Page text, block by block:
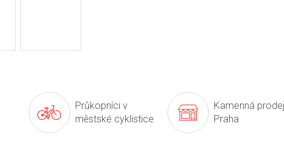
Průkopníci v
městské cyklistice
Kamenná
Praha